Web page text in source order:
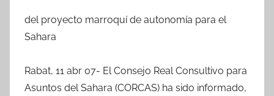
del proyecto marroquí de autonomía para el
Sahara
Rabat, 11 abr 07- El Consejo Real Consultivo para
Asuntos del Sahara (CORCAS) ha sido informado,